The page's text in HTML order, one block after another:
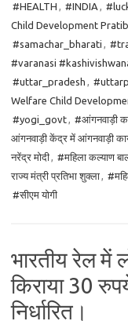
#HEALTH , #INDIA ,
Child Development
#samachar_bharati ,
#varanasi
#uttar_pradesh ,
Welfare Child
#yogi_govt, #आंगनवाड़ी
आंगनवाड़ी केंद्र में आंगनवाड़ी
नरेंद्र मोदी, #महिला कल्याण बाल
राज्य मंत्री प्रतिभा शुक्ला,
#सीएम योगी
भारतीय रेल में
किराया 30
निर्धारित।